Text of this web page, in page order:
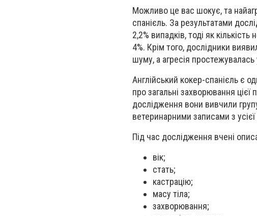
Можливо це вас шокує, та
спанієль. За результатами
2,2% випадків, тоді як
4%. Крім того, дослідники
шуму, а агресія
Англійський кокер-спанієль є
про загальні захворювання
дослідження вони вивчили
ветеринарними записами з усієї
Під час дослідження вчені
вік;
стать;
кастрацію;
масу тіла;
захворювання;